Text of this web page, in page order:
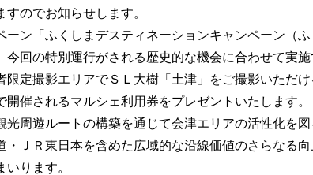
込
み
で
す
すのでお知らせします。
ーン「ふくしまデスティネーションキャンペーン（
今回の特別運行がされる歴史的な機会に合わせて実施
限定撮影エリアでＳＬ大樹「土津」をご撮影いただ
催されるマルシェ利用券をプレゼントいたします。
光周遊ルートの構築を通じて会津エリアの活性化を
・ＪＲ東日本を含めた広域的な沿線価値のさらなる
ります。